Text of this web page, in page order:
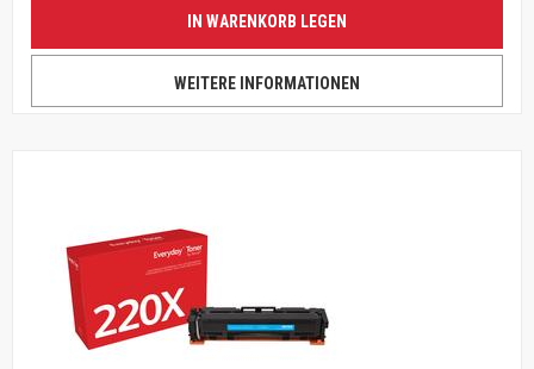
IN WARENKORB LEGEN
WEITERE INFORMATIONEN